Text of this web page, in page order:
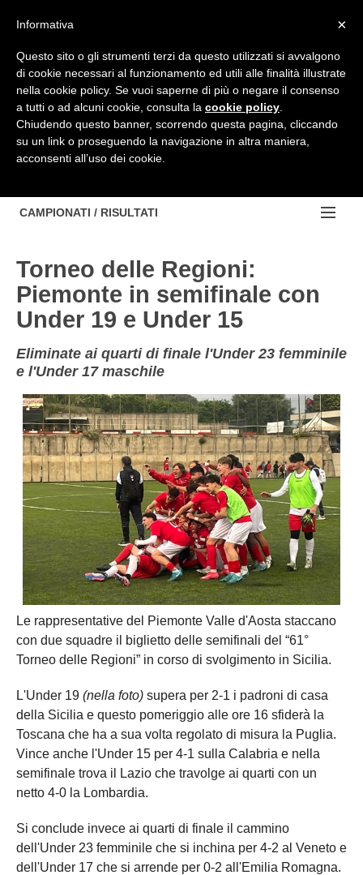
HOME
BACHECA
PROVINCE
TORINO
PINEROLO
CUNEO
NOVARA
ASTI
BIELLA
VERCELLI
VERBANO-CUSIO-OSSOIA
AOSTA
Carica la tua Rosa
NOTIZIE:
APPROFONDIMENTO
NAZIONALI
GIOVANILI
SCUOLA CALCIO
EVENTI
SHOP
CAMPIONATI / RISULTATI
NAZIONALI
REGIONALI
Torneo delle Regioni:
Piemonte in semifinale con
Under 19 e Under 15
Eliminate ai quarti di finale l'Under 23 femminile
e l'Under 17 maschile
Le rappresentative del Piemonte Valle d'Aosta staccano
con due squadre il biglietto delle semifinali del “61°
Torneo delle Regioni” in corso di svolgimento in Sicilia.
L'Under 19 (nella foto) supera per 2-1 i padroni di casa
della Sicilia e questo pomeriggio alle ore 16 sfiderà la
Toscana che ha a sua volta regolato di misura la Puglia.
Vince anche l'Under 15 per 4-1 sulla Calabria e nella
semifinale trova il Lazio che travolge ai quarti con un
netto 4-0 la Lombardia.
Si conclude invece ai quarti di finale il cammino
dell'Under 23 femminile che si inchina per 4-2 al Veneto e
dell'Under 17 che si arrende per 0-2 all'Emilia Romagna.
×
Informativa
Questo sito o gli strumenti terzi da questo utilizzati si avvalgono
di cookie necessari al funzionamento ed utili alle finalità illustrate
nella cookie policy. Se vuoi saperne di più o negare il consenso
a tutti o ad alcuni cookie, consulta la cookie policy
Chiudendo questo banner, scorrendo questa pagina, cliccando
su un link o proseguendo la navigazione in altra maniera,
acconsenti all’uso dei cookie.